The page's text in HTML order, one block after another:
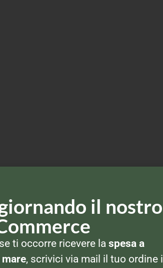
il nostro
ti occorre ricevere la spesa a
, scrivici via mail il tuo ordine il